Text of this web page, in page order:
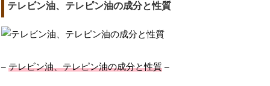
テレビン油、テレピン油の成分と性質
–テレビン油、テレピン油の成分と性質 –